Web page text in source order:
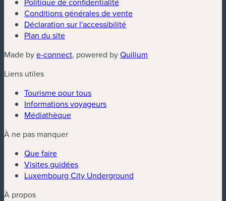
Politique de confidentialité
Conditions générales de vente
Déclaration sur l'accessibilité
Plan du site
Made bye-connect(nouvelle fenêtre)
, powered byQuilium
Liens utiles
Tourisme pour tous
Informations voyageurs
Médiathèque
À ne pas manquer
Que faire
Visites guidées
Luxembourg City Underground
À propos